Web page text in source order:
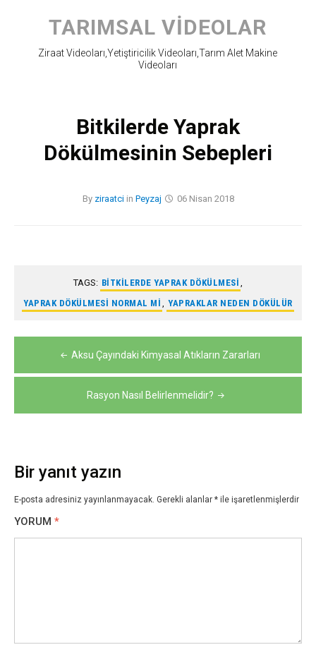
content
TARIMSAL VIDEOLAR
Ziraat Videoları,Yetiştiricilik Videoları,Tarım Alet Makine
Videoları
Bitkilerde Yaprak
Dökülmesinin Sebepleri
By ziraatciin Peyzaj 06 Nisan 2018
TAGS: BITKILERDE YAPRAK DÖKÜLMESI ,
YAPRAK DÖKÜLMESI NORMAL MI , YAPRAKLAR NEDEN DÖKÜLÜR
gezinmesi
Aksu Çayındaki Kimyasal Atıkların Zararları
Rasyon Nasıl Belirlenmelidir?
Bir yanıt yazın
E-posta adresiniz yayınlanmayacak. Gerekli alanlar * ile işaretlenmişlerdir
YORUM *